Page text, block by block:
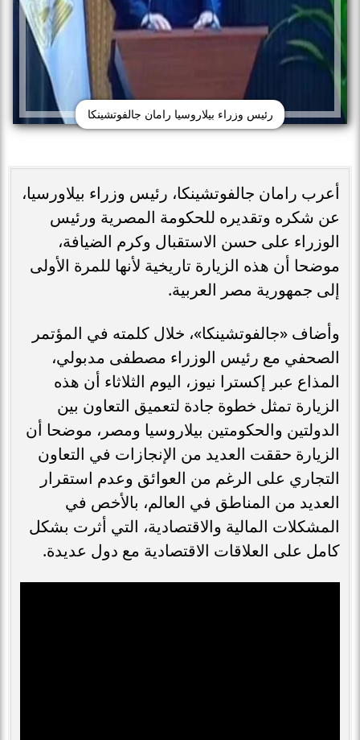
رئيس وزراء بيلاروسيا رامان جالفوتشينكا
أعرب رامان جالفوتشينكا، رئيس وزراء بيلاورسيا،
عن شكره وتقديره للحكومة المصرية ورئيس
الوزراء على حسن الاستقبال وكرم الضيافة،
موضحا أن هذه الزيارة تاريخية لأنها للمرة الأولى
إلى جمهورية مصر العربية.
وأضاف «جالفوتشينكا»، خلال كلمته في المؤتمر
الصحفي مع رئيس الوزراء مصطفى مدبولي،
المذاع عبر إكسترا نيوز، اليوم الثلاثاء أن هذه
الزيارة تمثل خطوة جادة لتعميق التعاون بين
الدولتين والحكومتين بيلاروسيا ومصر، موضحا أن
الزيارة حققت العديد من الإنجازات في التعاون
التجاري على الرغم من العوائق وعدم استقرار
العديد من المناطق في العالم، بالأخص في
المشكلات المالية والاقتصادية، التي أثرت بشكل
كامل على العلاقات الاقتصادية مع دول عديدة.